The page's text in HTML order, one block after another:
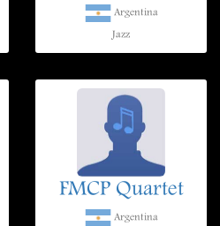
Argentina
Jazz
FMCP Quartet
Argentina